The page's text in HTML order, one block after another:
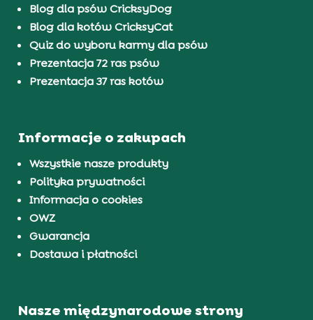
Blog dla psów CricksyDog
Blog dla kotów CricksyCat
Quiz do wyboru karmy dla psów
Prezentacja 72 ras psów
Prezentacja 37 ras kotów
Informacje o zakupach
Wszystkie nasze produkty
Polityka prywatności
Informacja o cookies
OWZ
Gwarancja
Dostawa i płatności
Nasze międzynarodowe strony